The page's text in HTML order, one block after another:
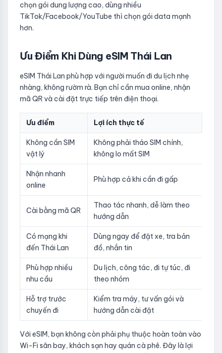
chọn gói dung lượng cao, dùng nhiều
TikTok/Facebook/YouTube thì chọn gói data mạnh
hơn.
Ưu Điểm Khi Dùng eSIM Thái Lan
eSIM Thái Lan phù hợp với người muốn đi du lịch nhẹ
nhàng, không rườm rà. Bạn chỉ cần mua online, nhận
mã QR và cài đặt trực tiếp trên điện thoại.
Ưu điểm Lợi ích thực tế
Không cần SIM
vật lý
Không phải tháo SIM chính,
không lo mất SIM
Nhận nhanh
online
Phù hợp cả khi cần đi gấp
Cài bằng mã QR
Thao tác nhanh, dễ làm theo
hướng dẫn
Có mạng khi
đến Thái Lan
Dùng ngay để đặt xe, tra bản
đồ, nhắn tin
Phù hợp nhiều
nhu cầu
Du lịch, công tác, đi tự túc, đi
theo nhóm
Hỗ trợ trước
chuyến đi
Kiểm tra máy, tư vấn gói và
hướng dẫn cài đặt
Với eSIM, bạn không còn phải phụ thuộc hoàn toàn vào
Wi-Fi sân bay, khách sạn hay quán cà phê. Đây là lợi